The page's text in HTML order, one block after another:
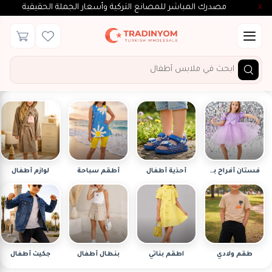
مصدرك المباشر للمصانع التركية وأسعار الجملة الحقيقية X
فستان أفراح بناتي
طقم ولادي
أحذية أطفال
اطقم بناتي
أطقم سباحة
بنطال أطفال
لوازم أطفال
جكيت أطفال
×
فلتر
الأسعار
To
$
بحث